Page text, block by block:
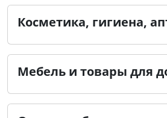
Косметика, гигиена,
Мебель и товары для